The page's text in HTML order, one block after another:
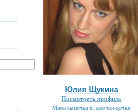
Юлия Щукина
Посмотреть профиль
Мама сыночка и лапочки-дочки